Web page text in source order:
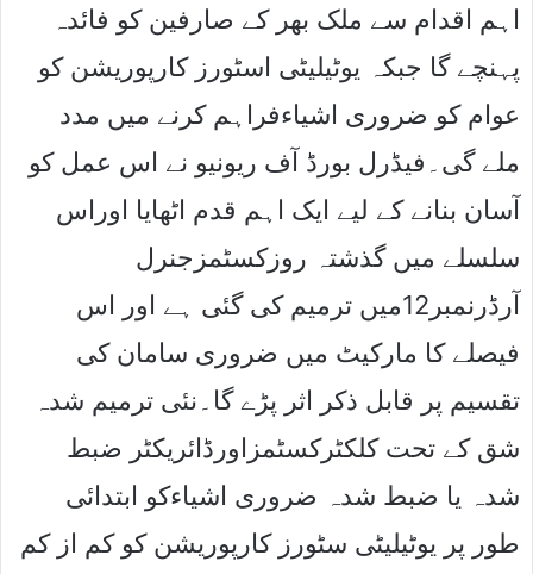
اہم اقدام سے ملک بھر کے صارفین کو فائدہ
پہنچے گا جبکہ یوٹیلیٹی اسٹورز کارپوریشن کو
عوام کو ضروری اشیاءفراہم کرنے میں مدد
ملے گی۔فیڈرل بورڈ آف ریونیو نے اس عمل کو
آسان بنانے کے لیے ایک اہم قدم اٹھایا اوراس
سلسلے میں گذشتہ روزکسٹمزجنرل
آرڈرنمبر12میں ترمیم کی گئی ہے اور اس
فیصلے کا مارکیٹ میں ضروری سامان کی
تقسیم پر قابل ذکر اثر پڑے گا۔نئی ترمیم شدہ
شق کے تحت کلکٹرکسٹمزاورڈائریکٹر ضبط
شدہ یا ضبط شدہ ضروری اشیاءکو ابتدائی
طور پر یوٹیلیٹی سٹورز کارپوریشن کو کم از کم